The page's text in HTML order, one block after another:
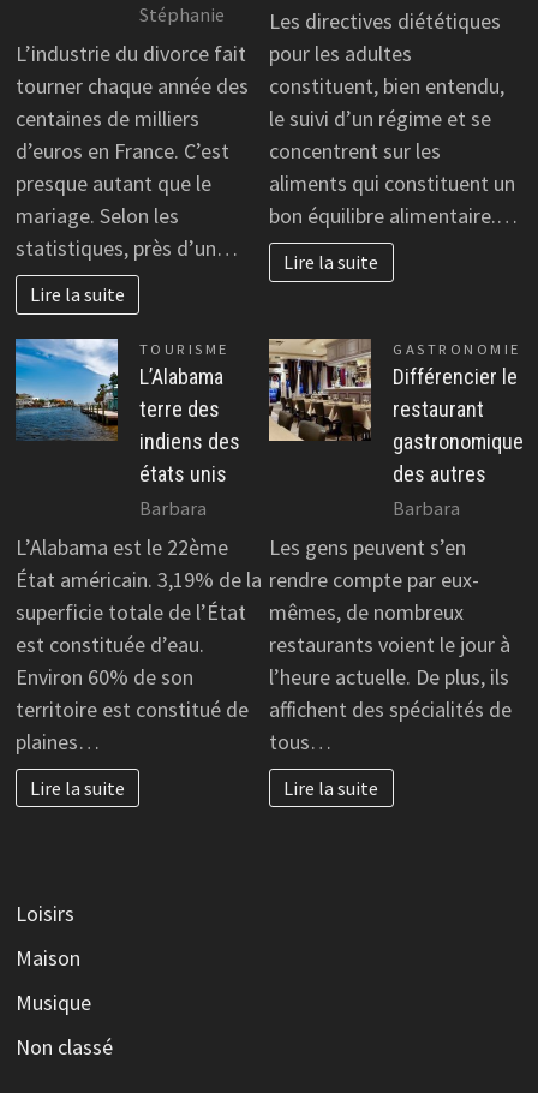
Stéphanie
L’industrie du divorce fait
tourner chaque année des
centaines de milliers
d’euros en France. C’est
presque autant que le
mariage. Selon les
statistiques, près d’un…
Lire la suite
Les directives diététiques
pour les adultes
constituent, bien entendu,
le suivi d’un régime et se
concentrent sur les
aliments qui constituent un
bon équilibre alimentaire.…
Lire la suite
TOURISME
L’Alabama
terre des
indiens des
états unis
Barbara
L’Alabama est le 22ème
État américain. 3,19% de la
superficie totale de l’État
est constituée d’eau.
Environ 60% de son
territoire est constitué de
plaines…
Lire la suite
GASTRONOMIE
Différencier le
restaurant
gastronomique
des autres
Barbara
Les gens peuvent s’en
rendre compte par eux-
mêmes, de nombreux
restaurants voient le jour à
l’heure actuelle. De plus, ils
affichent des spécialités de
tous…
Lire la suite
Loisirs
Maison
Musique
Non classé